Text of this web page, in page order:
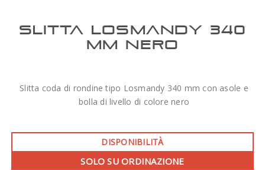
SLITTA LOSMANDY 340
MM NERO
Slitta coda di rondine tipo Losmandy 340 mm con asole e
bolla di livello di colore nero
DISPONIBILITÀ
SOLO SU ORDINAZIONE